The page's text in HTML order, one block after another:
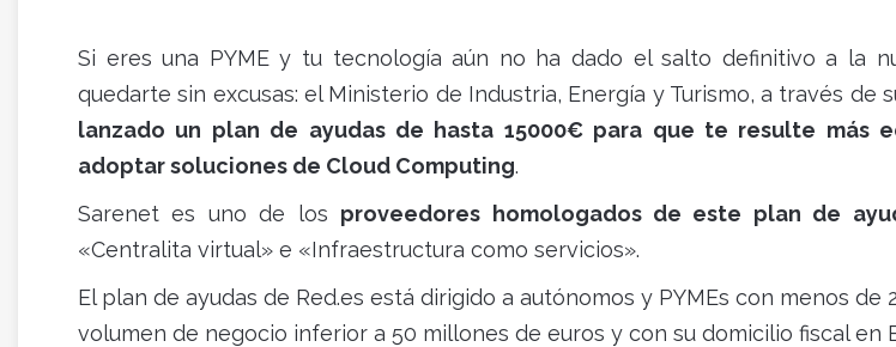
Si eres una PYME y tu tecnología aún no ha dado el salto definitivo a la
quedarte sin excusas: el Ministerio de Industria, Energía y Turismo, a través de
lanzado un plan de ayudas de hasta 15000€ para que te resulte más
adoptar soluciones de Cloud Computing.
Sarenet es uno de los proveedores homologados de este plan de
«Centralita virtual» e «Infraestructura como servicios».
El plan de ayudas de Red.es está dirigido a autónomos y PYMEs con menos de
volumen de negocio inferior a 50 millones de euros y con su domicilio fiscal en